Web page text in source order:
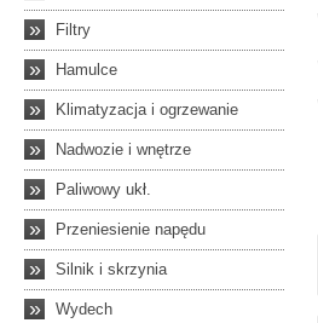
» Filtry
» Hamulce
» Klimatyzacja i ogrzewanie
» Nadwozie i wnętrze
» Paliwowy ukł.
» Przeniesienie napędu
» Silnik i skrzynia
» Wydech